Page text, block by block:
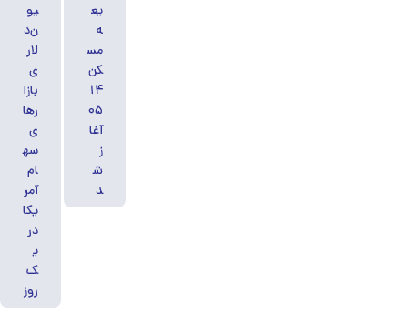
یع
ه
مس
کن
۱۴
۰۵
آغا
ز
ش
د
یو
ن‌د
لار
ی
بازا
رها
ی
سه
ام
آمر
یکا
در
ی
ک
روز